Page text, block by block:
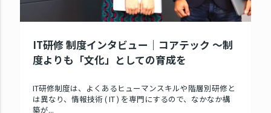
IT研修 制度インタビュー｜コアテック ～制
度よりも「文化」としての育成を
IT研修制度は、よくあるヒューマンスキルや階層別研修と
は異なり、情報技術 ( IT ) を専門にするので、なかなか構
築が...